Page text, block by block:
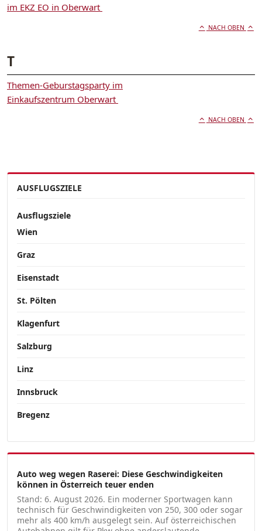
im EKZ EO in Oberwart
NACH OBEN
T
Themen-Geburstagsparty im
Einkaufszentrum Oberwart
NACH OBEN
AUSFLUGSZIELE
Ausflugsziele
Wien
Graz
Eisenstadt
St. Pölten
Klagenfurt
Salzburg
Linz
Innsbruck
Bregenz
Auto weg wegen Raserei: Diese Geschwindigkeiten
können in Österreich teuer enden
Stand: 6. August 2026. Ein moderner Sportwagen kann
technisch für Geschwindigkeiten von 250, 300 oder sogar
mehr als 400 km/h ausgelegt sein. Auf österreichischen